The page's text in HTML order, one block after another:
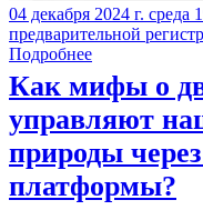
04 декабря 2024 г.
предварительной
Подробнее
Как мифы о
управляют
природы
платформы?